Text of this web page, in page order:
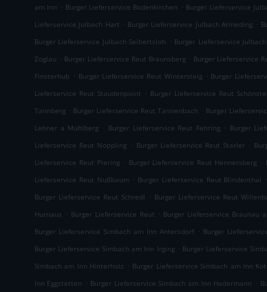
am Inn . Burger Lieferservice Bodenkirchen . Burger Lieferservice
Lieferservice Julbach Hart . Burger Lieferservice Julbach Armeding .
Burger Lieferservice Julbach Seibertsloh . Burger Lieferservice
Zoglau . Burger Lieferservice Reut Braunsberg . Burger Lieferservice
Finsterhub . Burger Lieferservice Reut Wintersteig . Burger
Lieferservice Reut Staudenpoint . Burger Lieferservice Reut
Tannberg . Burger Lieferservice Reut Tannenbach . Burger
Lehner a Mühlberg . Burger Lieferservice Reut Fehring . Burger
Lieferservice Reut Noppling . Burger Lieferservice Reut Starler .
Lieferservice Reut Piering . Burger Lieferservice Reut Hennersberg .
Lieferservice Reut Nußbaum . Burger Lieferservice Reut Blindenthal .
Burger Lieferservice Reut Schredl . Burger Lieferservice Reut
Hurnaus . Burger Lieferservice Reut . Burger Lieferservice Braunau
Burger Lieferservice Simbach am Inn Antersdorf . Burger
Burger Lieferservice Simbach am Inn Irging . Burger Lieferservice
Simbach am Inn Hinterholz . Burger Lieferservice Simbach am Inn
Inn Eggstetten . Burger Lieferservice Simbach am Inn Hadermann .